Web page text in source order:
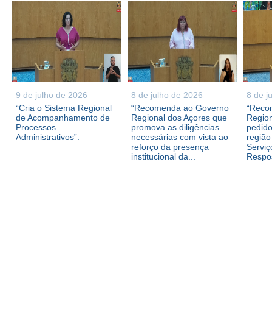
9 de julho de 2026
“Cria o Sistema Regional
de Acompanhamento de
Processos
Administrativos”.
8 de julho de 2026
“Recomenda ao Governo
Regional dos Açores que
promova as diligências
necessárias com vista ao
reforço da presença
institucional da...
8 de